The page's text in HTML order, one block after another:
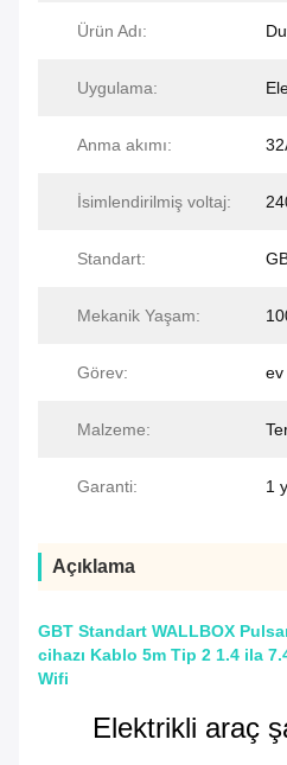
Ürün Adı:
Uygulama:
Anma akımı:
İsimlendirilmiş voltaj:
Standart:
Mekanik Yaşam:
Görev: ev
Malzeme:
Garanti: 1
Açıklama
GBT Standart WALLBOX
cihazı Kablo 5m Tip 2 1.4 ila
Wifi
Elektrikli araç